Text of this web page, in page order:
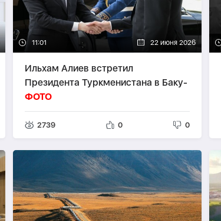
11:01 22 июня 2026
Ильхам Алиев встретил
Президента Туркменистана в Баку-
ФОТО
2739 0 0